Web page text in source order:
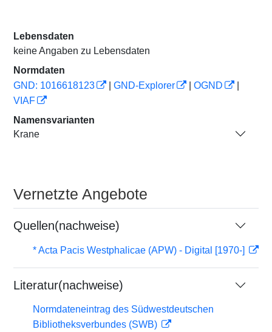
Lebensdaten
keine Angaben zu Lebensdaten
Normdaten
GND: 1016618123
GND-Explorer OGND
VIAF
Namensvarianten
Krane
Vernetzte Angebote
Quellen(nachweise)
* Acta Pacis Westphalicae (APW) - Digital [1970-]
Literatur(nachweise)
Normdateneintrag des Südwestdeutschen
Bibliotheksverbundes (SWB)